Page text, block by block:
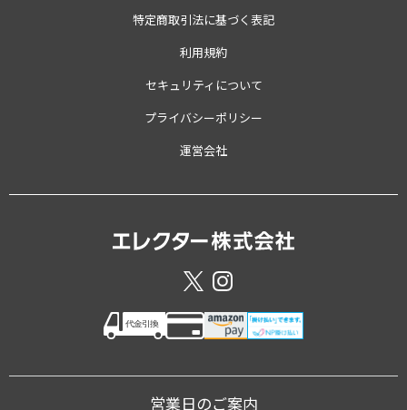
特定商取引法に基づく表記
利用規約
セキュリティについて
プライバシーポリシー
運営会社
営業日のご案内